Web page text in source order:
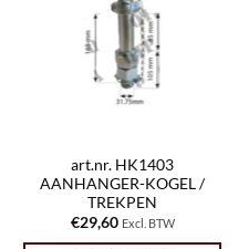
art.nr. HK1403
AANHANGER-KOGEL /
TREKPEN
€29,60 Excl. BTW